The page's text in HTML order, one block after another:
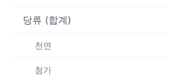
당류 (합계)
천연
첨가